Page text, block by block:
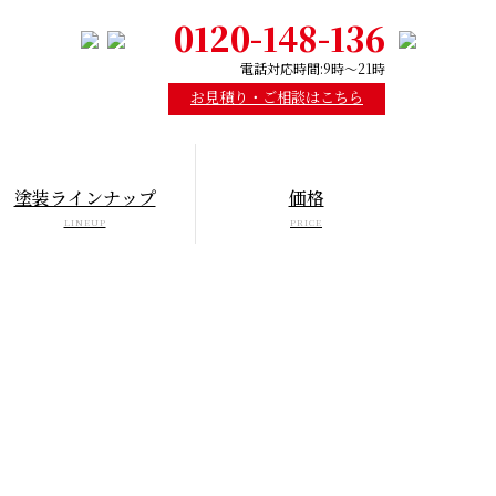
0120-148-136
電話対応時間:9時～21時
お見積り・ご相談はこちら
塗装ラインナップ
LINEUP
価格
PRICE